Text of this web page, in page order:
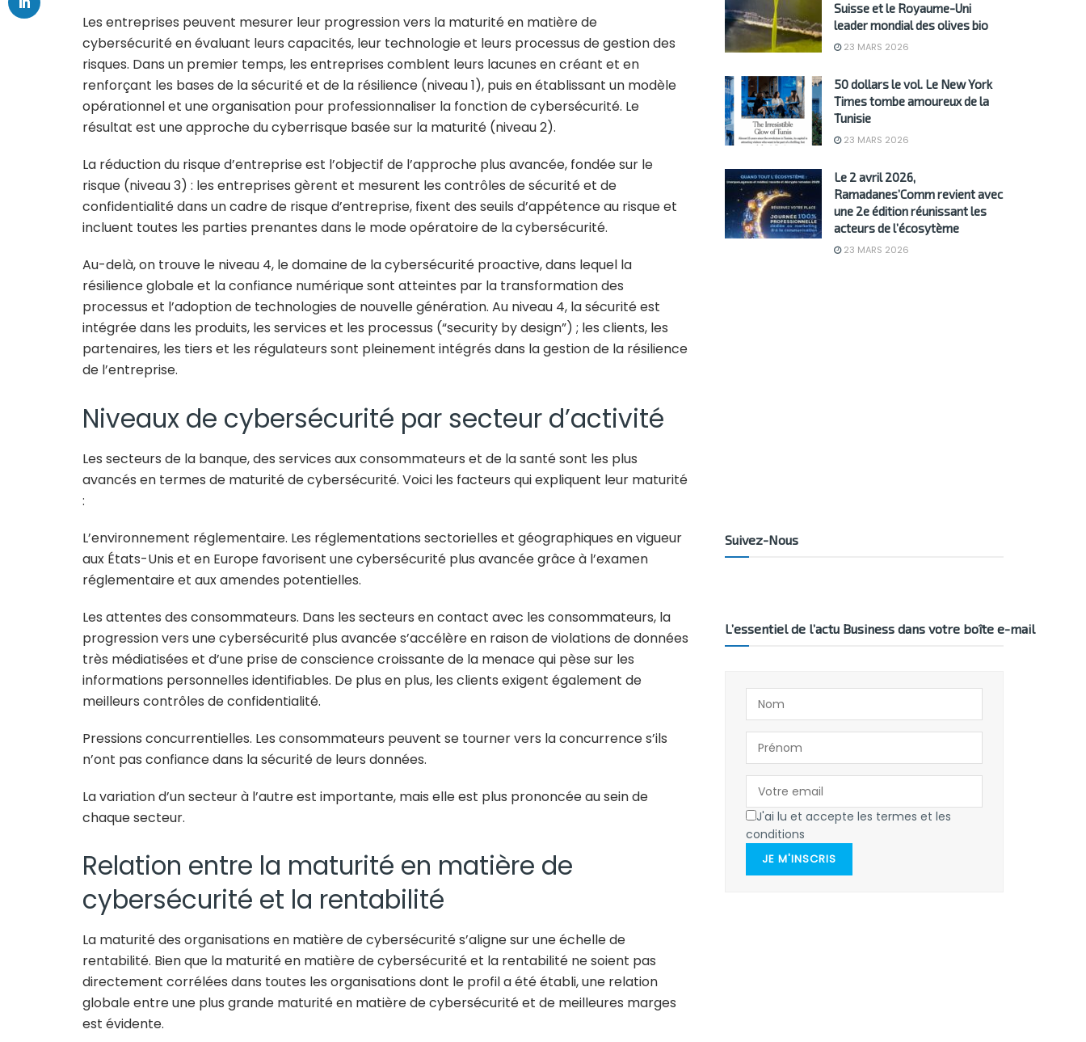
Les entreprises peuvent mesurer leur progression vers la maturité en matière de
cybersécurité en évaluant leurs capacités, leur technologie et leurs processus de gestion des
risques. Dans un premier temps, les entreprises comblent leurs lacunes en créant et en
renforçant les bases de la sécurité et de la résilience (niveau 1), puis en établissant un modèle
opérationnel et une organisation pour professionnaliser la fonction de cybersécurité. Le
résultat est une approche du cyberrisque basée sur la maturité (niveau 2).
La réduction du risque d’entreprise est l’objectif de l’approche plus avancée, fondée sur le
risque (niveau 3) : les entreprises gèrent et mesurent les contrôles de sécurité et de
confidentialité dans un cadre de risque d’entreprise, fixent des seuils d’appétence au risque et
incluent toutes les parties prenantes dans le mode opératoire de la cybersécurité.
Au-delà, on trouve le niveau 4, le domaine de la cybersécurité proactive, dans lequel la
résilience globale et la confiance numérique sont atteintes par la transformation des
processus et l’adoption de technologies de nouvelle génération. Au niveau 4, la sécurité est
intégrée dans les produits, les services et les processus (“security by design”) ; les clients, les
partenaires, les tiers et les régulateurs sont pleinement intégrés dans la gestion de la résilience
de l’entreprise.
Niveaux de cybersécurité par secteur d’activité
Les secteurs de la banque, des services aux consommateurs et de la santé sont les plus
avancés en termes de maturité de cybersécurité. Voici les facteurs qui expliquent leur maturité
:
L’environnement réglementaire. Les réglementations sectorielles et géographiques en vigueur
aux États-Unis et en Europe favorisent une cybersécurité plus avancée grâce à l’examen
réglementaire et aux amendes potentielles.
Les attentes des consommateurs. Dans les secteurs en contact avec les consommateurs, la
progression vers une cybersécurité plus avancée s’accélère en raison de violations de données
très médiatisées et d’une prise de conscience croissante de la menace qui pèse sur les
informations personnelles identifiables. De plus en plus, les clients exigent également de
meilleurs contrôles de confidentialité.
Pressions concurrentielles. Les consommateurs peuvent se tourner vers la concurrence s’ils
n’ont pas confiance dans la sécurité de leurs données.
La variation d’un secteur à l’autre est importante, mais elle est plus prononcée au sein de
chaque secteur.
Relation entre la maturité en matière de
cybersécurité et la rentabilité
La maturité des organisations en matière de cybersécurité s’aligne sur une échelle de
rentabilité. Bien que la maturité en matière de cybersécurité et la rentabilité ne soient pas
directement corrélées dans toutes les organisations dont le profil a été établi, une relation
globale entre une plus grande maturité en matière de cybersécurité et de meilleures marges
est évidente.
Suisse et le Royaume-Uni
leader mondial des olives bio
23 MARS 2026
50 dollars le vol. Le New York
Times tombe amoureux de la
Tunisie
23 MARS 2026
Le 2 avril 2026,
Ramadanes’Comm revient avec
une 2e édition réunissant les
acteurs de l’écosytème
23 MARS 2026
Suivez-Nous
L’essentiel de l’actu Business dans votre boîte e-mail
J'ai lu et accepte les termes et les
conditions
JE M'INSCRIS